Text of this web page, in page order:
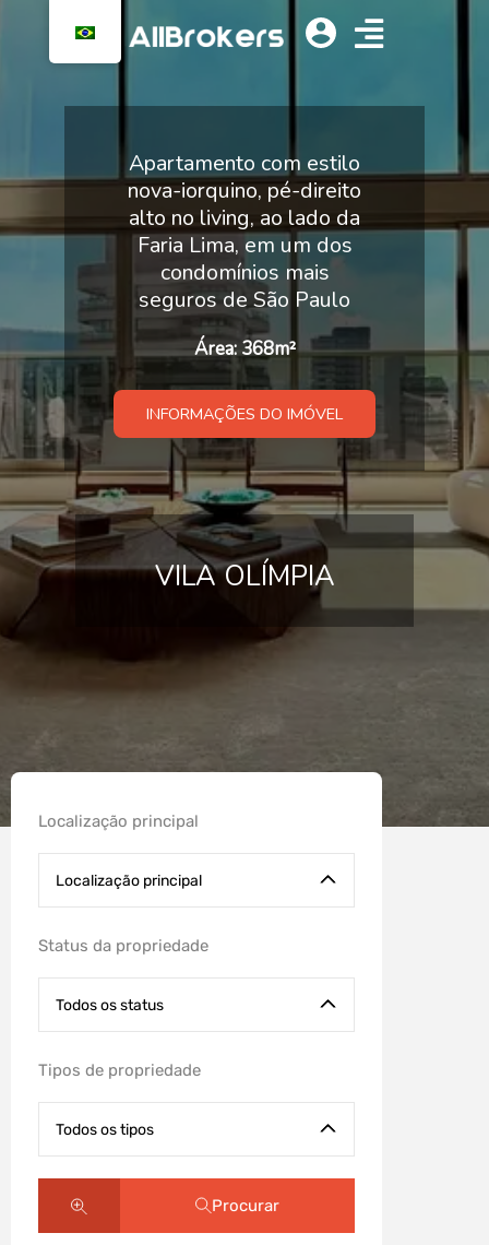
Apartamento com estilo
nova-iorquino, pé-direito
alto no living, ao lado da
Faria Lima, em um dos
condomínios mais
seguros de São Paulo
Área: 368m²
INFORMAÇÕES DO IMÓVEL
VILA OLÍMPIA
More ao lado da
Oscar Freire, em
uma cobertura
100% mobiliada
Área: 450m²
INFORMAÇÕES DO IMÓVEL
JARDIM PAULISTA
Localização principal
Localização principal
Status da propriedade
Todos os status
Tipos de propriedade
Todos os tipos
Procurar